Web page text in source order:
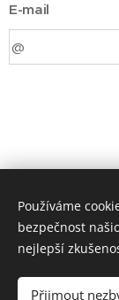
E-mail
Made in
Používáme
bezpečnost
nejlepší
Přijmout